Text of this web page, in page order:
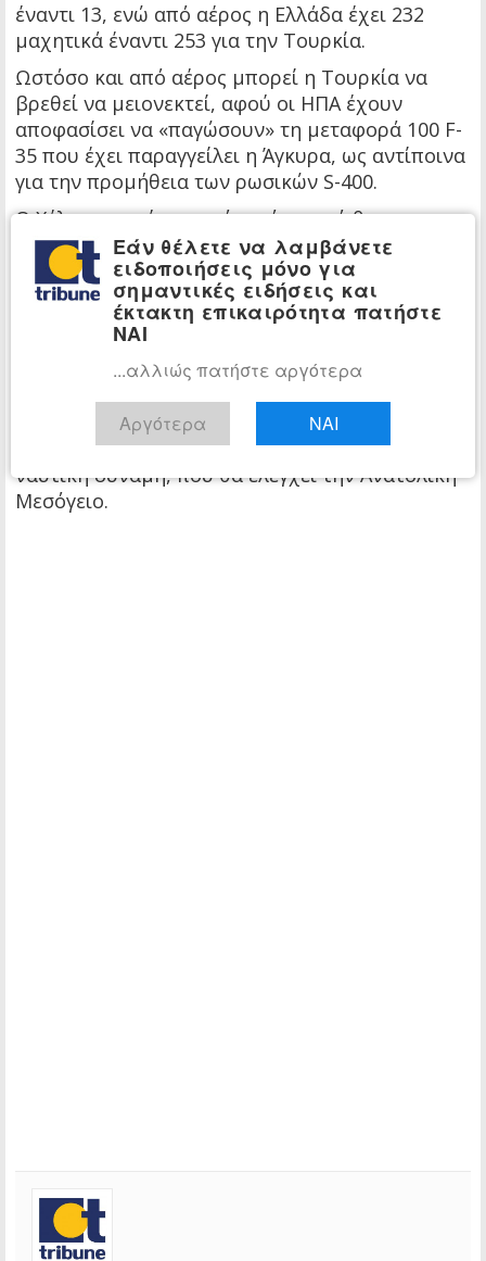
έναντι 13, ενώ από αέρος η Ελλάδα έχει 232
μαχητικά έναντι 253 για την Τουρκία.
Ωστόσο και από αέρος μπορεί η Τουρκία να
βρεθεί να μειονεκτεί, αφού οι ΗΠΑ έχουν
αποφασίσει να «παγώσουν» τη μεταφορά 100 F-
35 που έχει παραγγείλει η Άγκυρα, ως αντίποινα
για την προμήθεια των ρωσικών S-400.
Ο Χέλερ πιστεύει, ωστόσο, ότι αυτό θα
μπορούσε να ενθαρρύνει τον Ερντογάν να
αναπτύξει την εγχώρια αμυντική βιομηχανία.
Ενώ το 2015 το 70% των εξοπλισμών της
γειτονικής χώρας ήταν εισαγόμενο, σήμερα το
ποσοστό αυτό έχει περιοριστεί στο 30%.
Ο πρόεδρος της χώρας φέρεται ότι έχει μεγάλες
φιλοδοξίες, ειδικά για το πολεμικό ναυτικό με
στόχο την ανάδειξη της Τουρκίας σε μεγάλη
ναυτική δύναμη, που θα ελέγχει την Ανατολική
Μεσόγειο.
Εάν θέλετε να λαμβάνετε
ειδοποιήσεις μόνο για
σημαντικές ειδήσεις και
έκτακτη επικαιρότητα πατήστε
ΝΑΙ
...αλλιώς πατήστε αργότερα
Αργότερα ΝΑΙ